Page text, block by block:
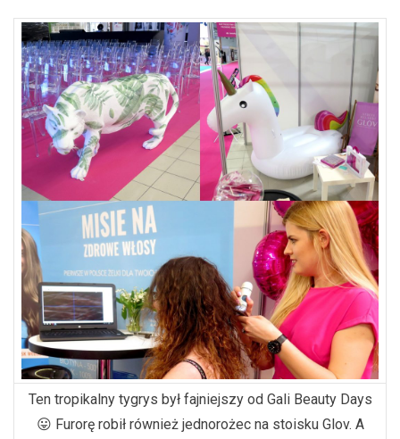
Ten tropikalny tygrys był fajniejszy od Gali Beauty Days
😛 Furorę robił również jednorożec na stoisku Glov. A